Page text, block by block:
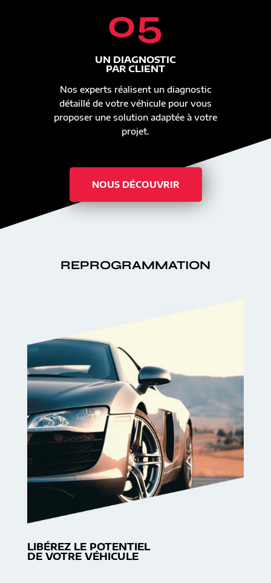
05
UN DIAGNOSTIC
PAR CLIENT
Nos experts réalisent un diagnostic
détaillé de votre véhicule pour vous
proposer une solution adaptée à votre
projet.
NOUS DÉCOUVRIR
REPROGRAMMATION
LIBÉREZ LE POTENTIEL
DE VOTRE VÉHICULE